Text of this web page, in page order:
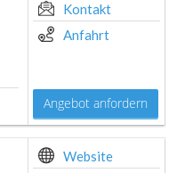
Kontakt
Anfahrt
Angebot anfordern
Website